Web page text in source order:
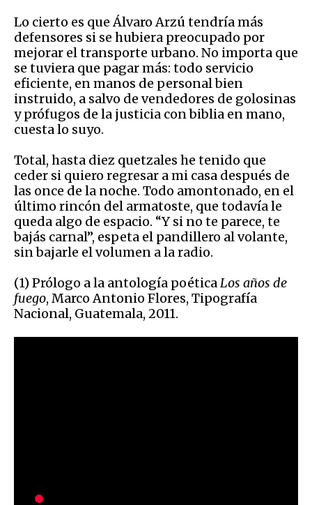
Lo cierto es que Álvaro Arzú tendría más
defensores si se hubiera preocupado por
mejorar el transporte urbano. No importa que
se tuviera que pagar más: todo servicio
eficiente, en manos de personal bien
instruido, a salvo de vendedores de golosinas
y prófugos de la justicia con biblia en mano,
cuesta lo suyo.
Total, hasta diez quetzales he tenido que
ceder si quiero regresar a mi casa después de
las once de la noche. Todo amontonado, en el
último rincón del armatoste, que todavía le
queda algo de espacio. “Y si no te parece, te
bajás carnal”, espeta el pandillero al volante,
sin bajarle el volumen a la radio.
(1) Prólogo a la antología poéticaLos años de
fuego, Marco Antonio Flores, Tipografía
Nacional, Guatemala, 2011.